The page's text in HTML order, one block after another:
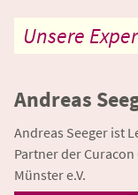
Unsere
Andreas
Andreas Seeger ist
Partner der
Münster e.V.